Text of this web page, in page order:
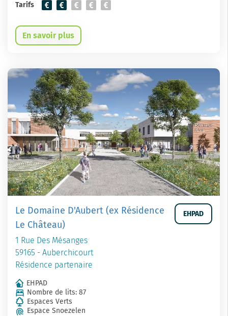
Tarifs
En savoir plus
Le Domaine D'Aubert (ex Résidence
Le Château)
1 Rue Des Mésanges
59165 - Auberchicourt
Résidence partenaire
EHPAD
EHPAD
Nombre de lits: 87
Espaces Verts
Espace Snoezelen